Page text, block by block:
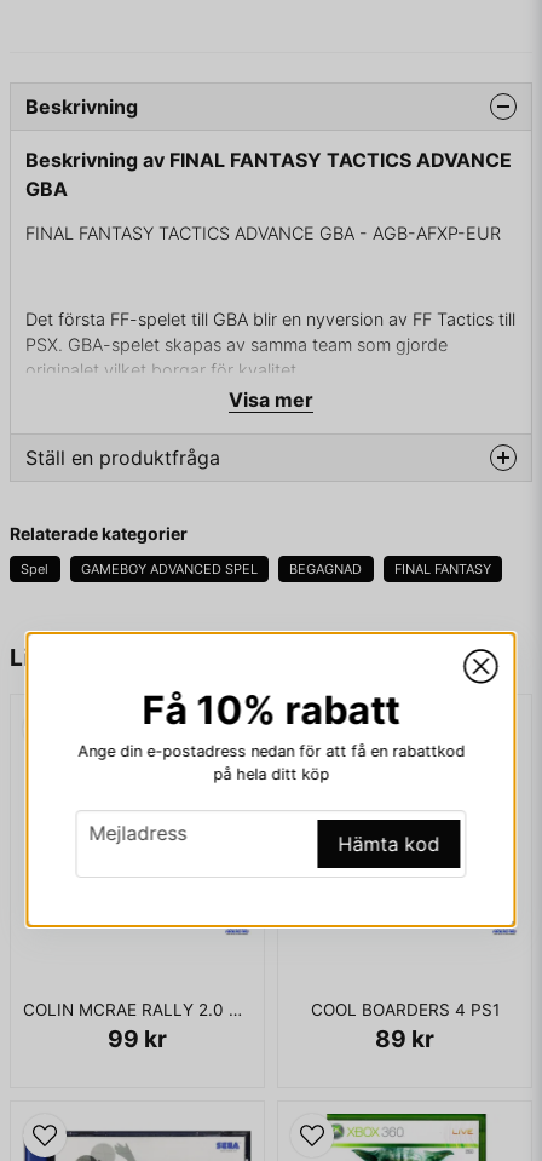
Liknande produkter
COLIN MCRAE RALLY 2.0 PS1
99 kr
COOL BOARDERS 4 PS1
89 kr
Beskrivning
Beskrivning av FINAL FANTASY TACTICS ADVANCE
GBA
FINAL FANTASY TACTICS ADVANCE GBA - AGB-AFXP-EUR
Det första FF-spelet till GBA blir en nyversion av FF Tactics till
PSX. GBA-spelet skapas av samma team som gjorde
originalet vilket borgar för kvalitet.
ENDAST KASSETT
Visa mer
Ställ en produktfråga
Fråga oss något om denna produkten...
name
Mejladress
Relaterade kategorier
Spel GAMEBOY ADVANCED SPEL BEGAGNAD FINAL FANTASY
Få 10% rabatt
Ange din e-postadress nedan för att få en rabattkod
på hela ditt köp
email
Mejladress Hämta kod